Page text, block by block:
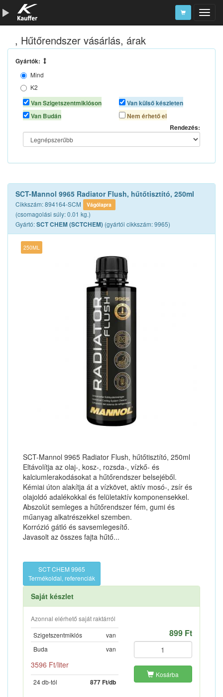
Szerszámkatalógus
Kosár
Alkatrészek
, Hűtőrendszer vásárlás, árak
Gyártók:
Mind
K2
LIQUI MOLY
PRO-TEC
THURMO
VALVOLINE
XADO
Van Szigetszentmiklóson
Van Budán
Van külső készleten
Nem érhető el
Rendezés:
SCT-Mannol 9965 Radiator Flush, hűtőtisztító, 250ml
Cikkszám: 894164-SCM Vágólapra
(csomagolási súly: 0.01 kg.)
Gyártó:SCT CHEM (SCTCHEM) (gyártói cikkszám: 9965)
250ML
SCT-Mannol 9965 Radiator Flush, hűtőtisztító, 250ml
Eltávolítja az olaj-, kosz-, rozsda-, vízkő- és
kalciumlerakodásokat a hűtőrendszer belsejéből.
Kémiai úton alakítja át a vízkövet, aktív mosó-, zsír és
olajoldó adalékokkal és felületaktív komponensekkel.
Abszolút semleges a hűtőrendszer fém, gumi és
műanyag alkatrészekkel szemben.
Korrózió gátló és savsemlegesítő.
Javasolt az összes fajta hűtő...
SCT CHEM 9965
Termékoldal, referenciák
Saját készlet
Azonnal elérhető saját raktárról
Szigetszentmiklós
van
Buda
van
3596 Ft/liter
24 db-tól 877 Ft/db
899 Ft
Kosárba